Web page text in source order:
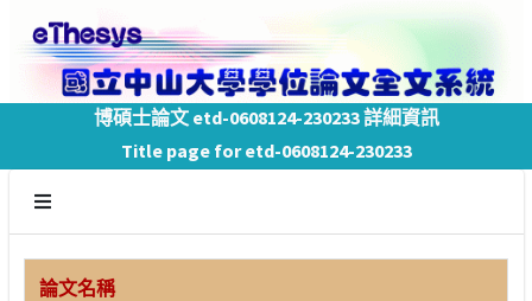
博碩士論文 etd-0608124-230233 詳細資訊
Title page for etd-0608124-230233
論文名稱